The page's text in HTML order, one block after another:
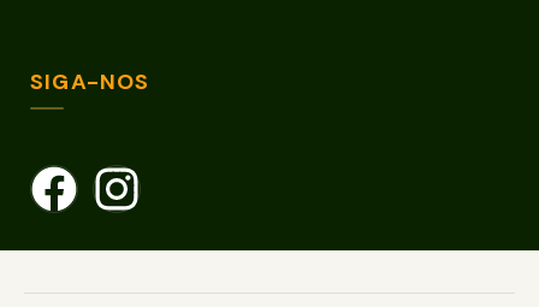
SIGA-NOS